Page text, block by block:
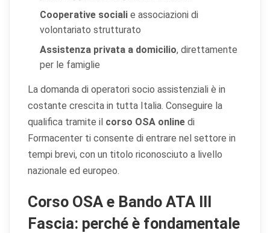
Cooperative sociali e associazioni di
volontariato strutturato
Assistenza privata a domicilio, direttamente
per le famiglie
La domanda di operatori socio assistenziali è in
costante crescita in tutta Italia. Conseguire la
qualifica tramite il corso OSA online di
Formacenter ti consente di entrare nel settore in
tempi brevi, con un titolo riconosciuto a livello
nazionale ed europeo.
Corso OSA e Bando ATA III
Fascia: perché è fondamentale